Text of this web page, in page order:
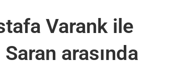
Varank ile
arasında